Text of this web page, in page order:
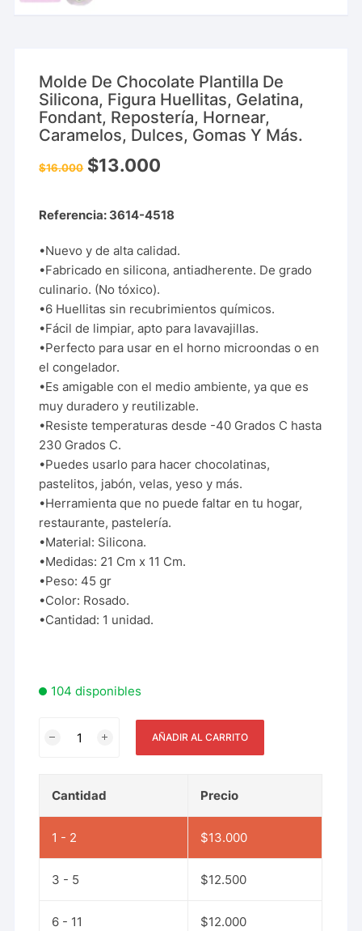
Molde De Chocolate Plantilla De
Silicona, Figura Huellitas, Gelatina,
Fondant, Repostería, Hornear,
Caramelos, Dulces, Gomas Y Más.
$16.000 $13.000
Referencia: 3614-4518
•Nuevo y de alta calidad.
•Fabricado en silicona, antiadherente. De grado
culinario. (No tóxico).
•6 Huellitas sin recubrimientos químicos.
•Fácil de limpiar, apto para lavavajillas.
•Perfecto para usar en el horno microondas o en
el congelador.
•Es amigable con el medio ambiente, ya que es
muy duradero y reutilizable.
•Resiste temperaturas desde -40 Grados C hasta
230 Grados C.
•Puedes usarlo para hacer chocolatinas,
pastelitos, jabón, velas, yeso y más.
•Herramienta que no puede faltar en tu hogar,
restaurante, pastelería.
•Material: Silicona.
•Medidas: 21 Cm x 11 Cm.
•Peso: 45 gr
•Color: Rosado.
•Cantidad: 1 unidad.
104 disponibles
AÑADIR AL CARRITO
Cantidad Precio
1 - 2 $13.000
3 - 5 $12.500
6 - 11 $12.000